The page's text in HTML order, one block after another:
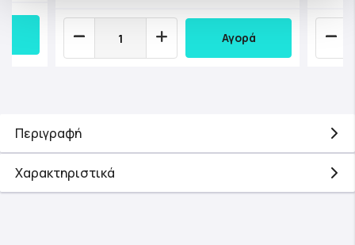
Αγορά
Περιγραφή
Χαρακτηριστικά